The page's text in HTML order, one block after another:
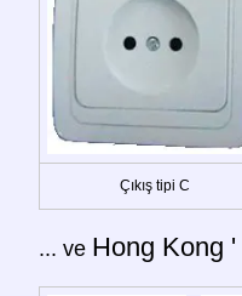
Çıkış tipi C
... ve Hong Kong '